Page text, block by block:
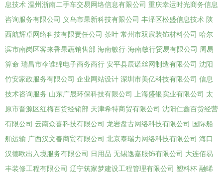
息技术 温州浙南二手车交易网络信息有限公司 重庆幸运时光商务信息
咨询服务有限公司
义乌市果新科技有限公司 丰泽区松盛信息技术 陕
西航辉卓网络科技有限责任公司 茶叶 常州市双宸装饰材料公司 哈尔
滨市南岗区客来香果蔬销售部 海南敏行-海南敏行贸易有限公司
周易
算命 瑞昌市伞谁绵电子商务商行 安平县辰诺丝网制造有限公司 沈阳
竹安家政服务有限公司 企业网站设计 深圳市美亿科技有限公司 信息
技术咨询服务 山东广晟环保科技有限公司 上海盛银实业有限公司 太
原市晋源区红梅百货经销部 天津希特商贸有限公司 沈阳仁鑫百货经营
有限公司 云南众喜科技有限公司 龙岩盘古网络科技有限公司 国际船
舶运输 广西汉文春商贸有限公司 北京泰瑞力网络科技有限公司 海口
汉德欧出入境服务有限公司 日用品 无锡逸嘉服饰有限公司 大连佰易
丰装修工程有限公司 辽宁筑家梦建设工程管理有限公司 塑料杯 融晞